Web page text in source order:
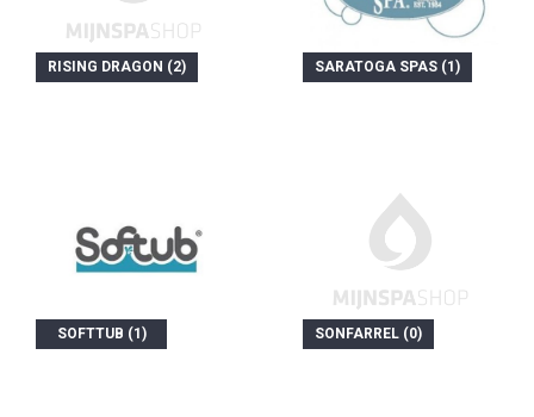
RISING DRAGON (2) SARATOGA SPAS (1)
SOFTTUB (1) SONFARREL (0)